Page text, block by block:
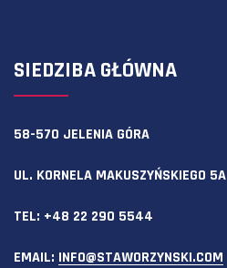
SIEDZIBA GŁÓWNA
58-570 JELENIA GÓRA
UL. KORNELA MAKUSZYŃSKIEGO 5A
TEL: +48 22 290 5544
EMAIL: INFO@STAWORZYNSKI.COM